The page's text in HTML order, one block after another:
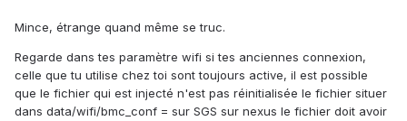
Mince, étrange quand même se truc.
Regarde dans tes paramètre wifi si tes anciennes connexion,
celle que tu utilise chez toi sont toujours active, il est possible
que le fichier qui est injecté n'est pas réinitialisée le fichier situer
dans data/wifi/bmc_conf = sur SGS sur nexus le fichier doit avoir